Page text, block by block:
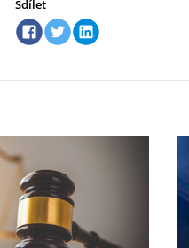
Sdílet